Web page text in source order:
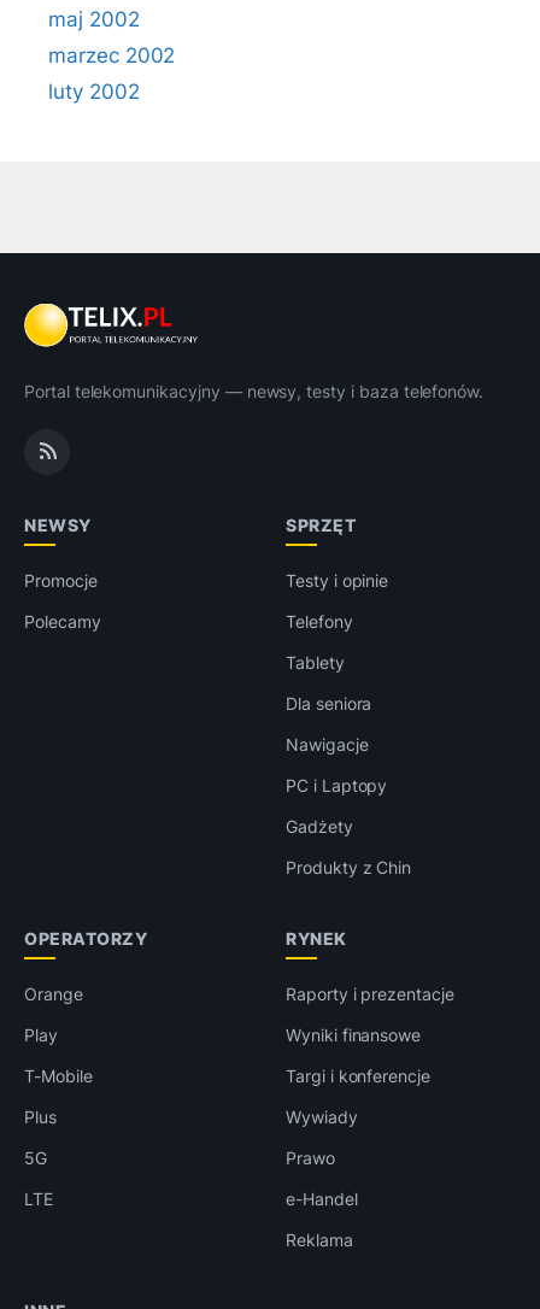
maj 2002
marzec 2002
luty 2002
Portal telekomunikacyjny — newsy, testy i baza telefonów.
NEWSY
Promocje
Polecamy
SPRZĘT
Testy i opinie
Telefony
Tablety
Dla seniora
Nawigacje
PC i Laptopy
Gadżety
Produkty z Chin
OPERATORZY
Orange
Play
T-Mobile
Plus
5G
LTE
RYNEK
Raporty i prezentacje
Wyniki finansowe
Targi i konferencje
Wywiady
Prawo
e-Handel
Reklama